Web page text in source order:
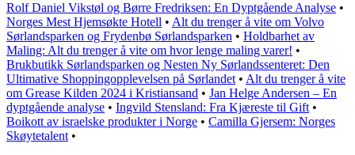
Rolf Daniel Vikstøl og Børre Fredriksen: En Dyptgående Analyse •
Norges Mest Hjemsøkte Hotell • Alt du trenger å vite om Volvo
Sørlandsparken og Frydenbø Sørlandsparken • Holdbarhet av
Maling: Alt du trenger å vite om hvor lenge maling varer! •
Brukbutikk Sørlandsparken og Nesten Ny Sørlandssenteret: Den
Ultimative Shoppingopplevelsen på Sørlandet • Alt du trenger å vite
om Grease Kilden 2024 i Kristiansand • Jan Helge Andersen – En
dyptgående analyse • Ingvild Stensland: Fra Kjæreste til Gift •
Boikott av israelske produkter i Norge • Camilla Gjersem: Norges
Skøytetalent •